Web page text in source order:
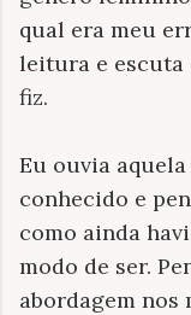
qual era meu
leitura e escuta
fiz.
Eu ouvia
conhecido e
como ainda
modo de ser.
abordagem nos